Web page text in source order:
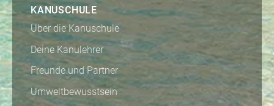
KANUSCHULE
Über die Kanuschule
Deine Kanulehrer
Freunde und Partner
Umweltbewusstsein